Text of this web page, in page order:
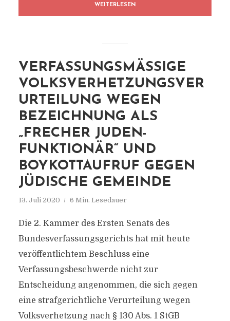
WEITERLESEN
VERFASSUNGSMÄSSIGE V
OLKSVERHETZUNGSVERU
RTEILUNG WEGEN B
EZEICHNUNG ALS „
FRECHER JUDEN-F
UNKTIONÄR“ UND B
OYKOTTAUFRUF GEGEN J
ÜDISCHE GEMEINDE
13. Juli 2020 6 Min. Lesedauer
Die 2. Kammer des Ersten Senats des
Bundesverfassungsgerichts hat mit heute
veröffentlichtem Beschluss eine
Verfassungsbeschwerde nicht zur
Entscheidung angenommen, die sich gegen
eine strafgerichtliche Verurteilung wegen
Volksverhetzung nach § 130 Abs. 1 StGB